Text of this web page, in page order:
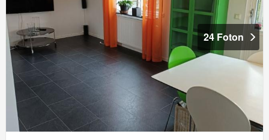
24 Foton